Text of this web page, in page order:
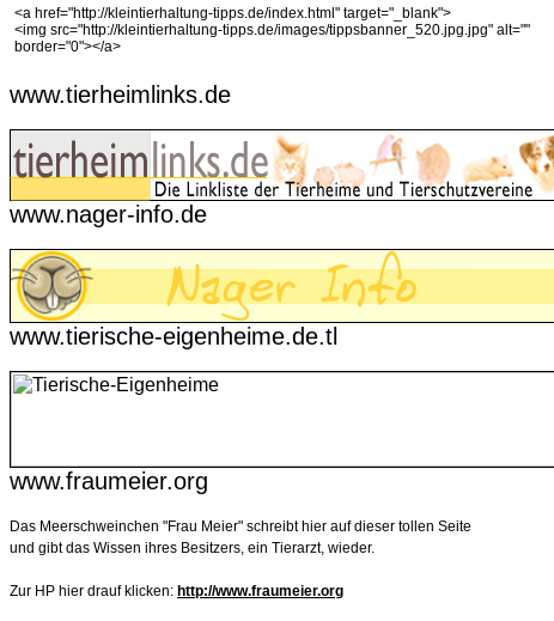
<a href="http://kleintierhaltung-tipps.de/index.html" target="_blank">
<img src="http://kleintierhaltung-tipps.de/images/tippsbanner_520.jpg.jpg" alt=""
border="0"></a>
www.tierheimlinks.de
www.nager-info.de
www.tierische-eigenheime.de.tl
www.fraumeier.org
Das Meerschweinchen "Frau Meier" schreibt hier auf dieser tollen Seite
und gibt das Wissen ihres Besitzers, ein Tierarzt, wieder.
Zur HP hier drauf klicken: http://www.fraumeier.org